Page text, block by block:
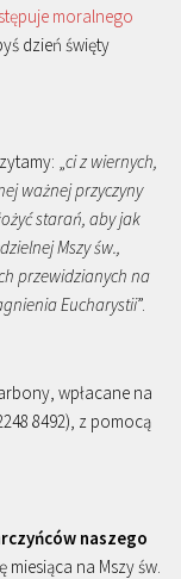
moralnego
dzień święty
„ci z wiernych,
ważnej przyczyny
starań, aby jak
Mszy św.,
przewidzianych na
Eucharystii”.
wpłacane na
8492), z pomocą
naszego
miesiąca na Mszy św.